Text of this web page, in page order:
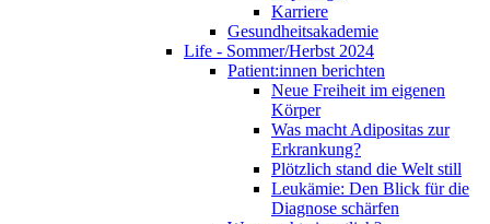
Karriere
Gesundheitsakademie
Life - Sommer/Herbst 2024
Patient:innen berichten
Neue Freiheit im eigenen
Körper
Was macht Adipositas zur
Erkrankung?
Plötzlich stand die Welt still
Leukämie: Den Blick für die
Diagnose schärfen